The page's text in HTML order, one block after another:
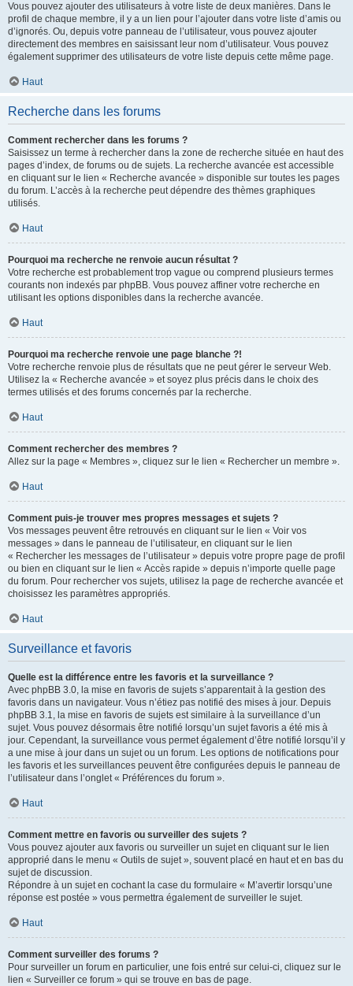
Vous pouvez ajouter des utilisateurs à votre liste de deux manières. Dans le
profil de chaque membre, il y a un lien pour l’ajouter dans votre liste d’amis ou
d’ignorés. Ou, depuis votre panneau de l’utilisateur, vous pouvez ajouter
directement des membres en saisissant leur nom d’utilisateur. Vous pouvez
également supprimer des utilisateurs de votre liste depuis cette même page.
Haut
Recherche dans les forums
Comment rechercher dans les forums ?
Saisissez un terme à rechercher dans la zone de recherche située en haut des
pages d’index, de forums ou de sujets. La recherche avancée est accessible
en cliquant sur le lien « Recherche avancée » disponible sur toutes les pages
du forum. L’accès à la recherche peut dépendre des thèmes graphiques
utilisés.
Haut
Pourquoi ma recherche ne renvoie aucun résultat ?
Votre recherche est probablement trop vague ou comprend plusieurs termes
courants non indexés par phpBB. Vous pouvez affiner votre recherche en
utilisant les options disponibles dans la recherche avancée.
Haut
Pourquoi ma recherche renvoie une page blanche ?!
Votre recherche renvoie plus de résultats que ne peut gérer le serveur Web.
Utilisez la « Recherche avancée » et soyez plus précis dans le choix des
termes utilisés et des forums concernés par la recherche.
Haut
Comment rechercher des membres ?
Allez sur la page « Membres », cliquez sur le lien « Rechercher un membre ».
Haut
Comment puis-je trouver mes propres messages et sujets ?
Vos messages peuvent être retrouvés en cliquant sur le lien « Voir vos
messages » dans le panneau de l’utilisateur, en cliquant sur le lien
« Rechercher les messages de l’utilisateur » depuis votre propre page de profil
ou bien en cliquant sur le lien « Accès rapide » depuis n’importe quelle page
du forum. Pour rechercher vos sujets, utilisez la page de recherche avancée et
choisissez les paramètres appropriés.
Haut
Surveillance et favoris
Quelle est la différence entre les favoris et la surveillance ?
Avec phpBB 3.0, la mise en favoris de sujets s’apparentait à la gestion des
favoris dans un navigateur. Vous n’étiez pas notifié des mises à jour. Depuis
phpBB 3.1, la mise en favoris de sujets est similaire à la surveillance d’un
sujet. Vous pouvez désormais être notifié lorsqu’un sujet favoris a été mis à
jour. Cependant, la surveillance vous permet également d’être notifié lorsqu’il y
a une mise à jour dans un sujet ou un forum. Les options de notifications pour
les favoris et les surveillances peuvent être configurées depuis le panneau de
l’utilisateur dans l’onglet « Préférences du forum ».
Haut
Comment mettre en favoris ou surveiller des sujets ?
Vous pouvez ajouter aux favoris ou surveiller un sujet en cliquant sur le lien
approprié dans le menu « Outils de sujet », souvent placé en haut et en bas du
sujet de discussion.
Répondre à un sujet en cochant la case du formulaire « M’avertir lorsqu’une
réponse est postée » vous permettra également de surveiller le sujet.
Haut
Comment surveiller des forums ?
Pour surveiller un forum en particulier, une fois entré sur celui-ci, cliquez sur le
lien « Surveiller ce forum » qui se trouve en bas de page.